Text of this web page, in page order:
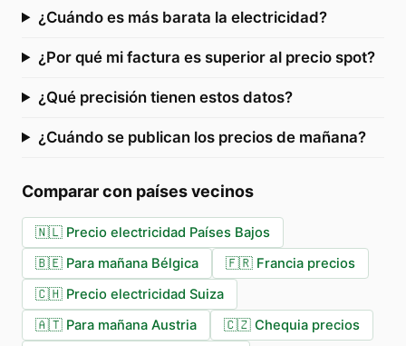
¿Cuándo es más barata la electricidad?
¿Por qué mi factura es superior al precio spot?
¿Qué precisión tienen estos datos?
¿Cuándo se publican los precios de mañana?
Comparar con países vecinos
🇳🇱 Precio electricidad Países Bajos
🇧🇪 Para mañana Bélgica 🇫🇷 Francia precios
🇨🇭 Precio electricidad Suiza
🇦🇹 Para mañana Austria 🇨🇿 Chequia precios